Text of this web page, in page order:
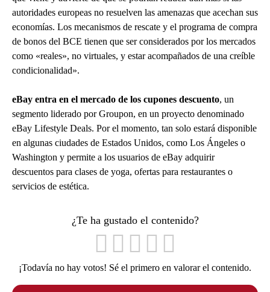
autoridades europeas no resuelven las amenazas que acechan sus
economías. Los mecanismos de rescate y el programa de compra
de bonos del BCE tienen que ser considerados por los mercados
como «reales», no virtuales, y estar acompañados de una creíble
condicionalidad».
eBay entra en el mercado de los cupones descuento, un
segmento liderado por Groupon, en un proyecto denominado
eBay Lifestyle Deals. Por el momento, tan solo estará disponible
en algunas ciudades de Estados Unidos, como Los Ángeles o
Washington y permite a los usuarios de eBay adquirir
descuentos para clases de yoga, ofertas para restaurantes o
servicios de estética.
¿Te ha gustado el contenido?
¡Todavía no hay votos! Sé el primero en valorar el contenido.